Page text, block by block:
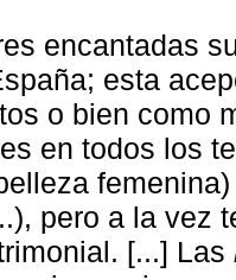
encantadas
esta
o bien como
en todos los
pero a la vez
[...] Las